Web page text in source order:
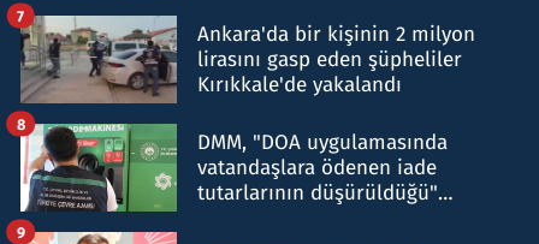
Ankara'da bir kişinin 2 milyon
lirasını gasp eden şüpheliler
Kırıkkale'de yakalandı
7
DMM, "DOA uygulamasında
vatandaşlara ödenen iade
tutarlarının düşürüldüğü"
8
9